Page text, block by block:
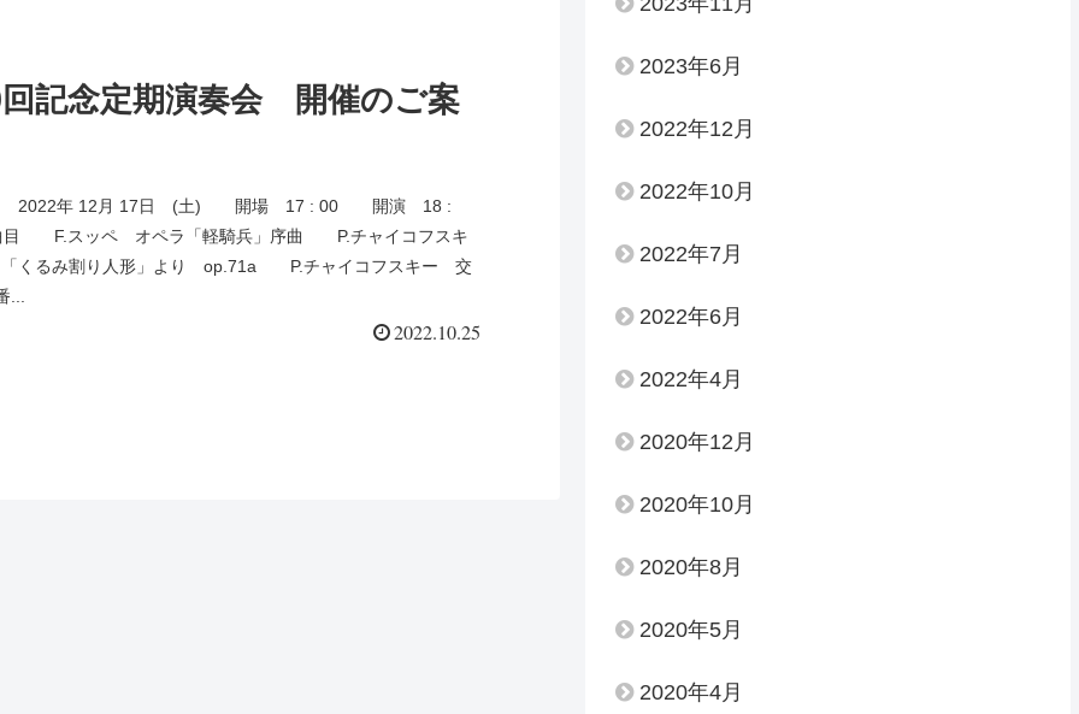
記念定期演奏会 開催のご案
2022年 12月 17日 (土) 開場 17 : 00 開演 18 :
F.スッペ オペラ「軽騎兵」序曲 P.チャイコフスキ
くるみ割り人形」より op.71a P.チャイコフスキー 交
2022.10.25
2023年6月
2022年12月
2022年10月
2022年7月
2022年6月
2022年4月
2020年12月
2020年10月
2020年8月
2020年5月
2020年4月